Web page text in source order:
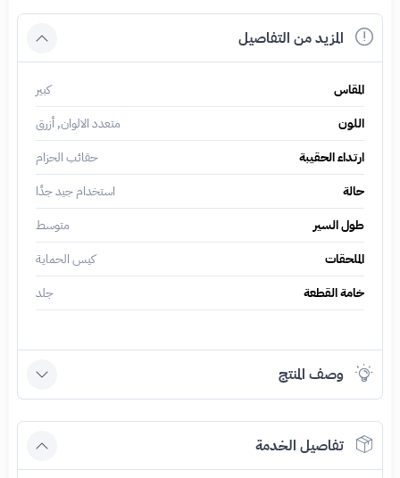
المزيد من التفاصيل
المقاس
كبير
اللون
متعدد الالوان, أزرق
ارتداء الحقيبة
حقائب الحزام
حالة
استخدام جيد جدًا
طول السير
متوسط
الملحقات
كيس الحماية
خامة القطعة
جلد
وصف المنتج
تفاصيل الخدمة